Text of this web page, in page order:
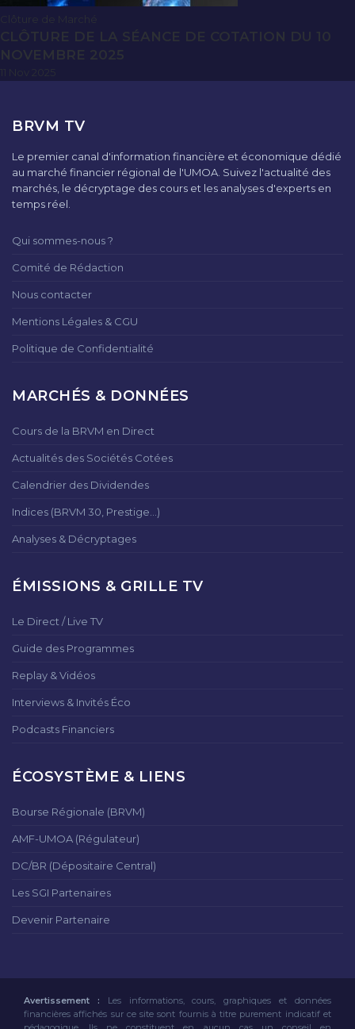
CLÔTURE DE LA SÉANCE DE COTATION DU 10
NOVEMBRE 2025
BRVM TV
Le premier canal d'information financière et économique dédié
au marché financier régional de l'UMOA. Suivez l'actualité des
marchés, le décryptage des cours et les analyses d'experts en
temps réel.
Qui sommes-nous ?
Comité de Rédaction
Nous contacter
Mentions Légales & CGU
Politique de Confidentialité
MARCHÉS & DONNÉES
Cours de la BRVM en Direct
Actualités des Sociétés Cotées
Calendrier des Dividendes
Indices (BRVM 30, Prestige...)
Analyses & Décryptages
ÉMISSIONS & GRILLE TV
Le Direct / Live TV
Guide des Programmes
Replay & Vidéos
Interviews & Invités Éco
Podcasts Financiers
ÉCOSYSTÈME & LIENS
Bourse Régionale (BRVM)
AMF-UMOA (Régulateur)
DC/BR (Dépositaire Central)
Les SGI Partenaires
Devenir Partenaire
Avertissement : Les informations, cours, graphiques et données
financières affichés sur ce site sont fournis à titre purement indicatif et